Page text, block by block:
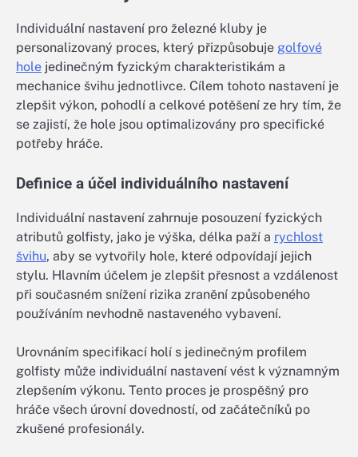
Individuální nastavení pro železné kluby je
personalizovaný proces, který přizpůsobuje golfové
hole jedinečným fyzickým charakteristikám a
mechanice švihu jednotlivce. Cílem tohoto nastavení je
zlepšit výkon, pohodlí a celkové potěšení ze hry tím, že
se zajistí, že hole jsou optimalizovány pro specifické
potřeby hráče.
Definice a účel individuálního nastavení
Individuální nastavení zahrnuje posouzení fyzických
atributů golfisty, jako je výška, délka paží a rychlost
švihu, aby se vytvořily hole, které odpovídají jejich
stylu. Hlavním účelem je zlepšit přesnost a vzdálenost
při současném snížení rizika zranění způsobeného
používáním nevhodně nastaveného vybavení.
Urovnáním specifikací holí s jedinečným profilem
golfisty může individuální nastavení vést k významným
zlepšením výkonu. Tento proces je prospěšný pro
hráče všech úrovní dovedností, od začátečníků po
zkušené profesionály.